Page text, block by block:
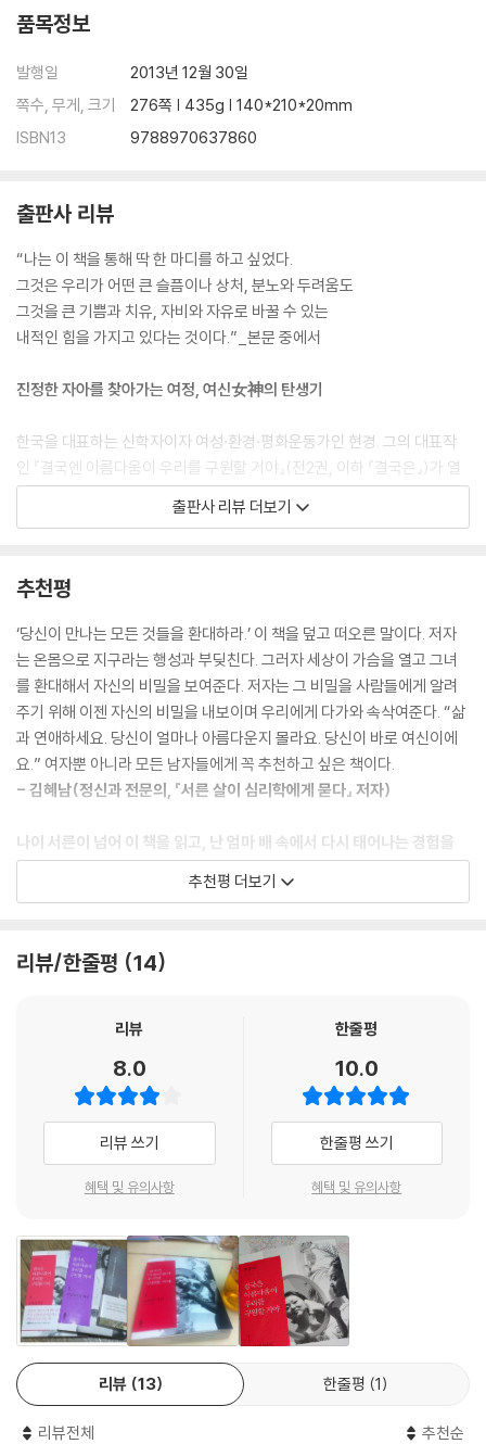
품목정보
발행일
2013년 12월 30일
쪽수, 무게, 크기
276쪽 | 435g | 140*210*20mm
ISBN13
9788970637860
출판사 리뷰
“나는 이 책을 통해 딱 한 마디를 하고 싶었다.
그것은 우리가 어떤 큰 슬픔이나 상처, 분노와 두려움도
그것을 큰 기쁨과 치유, 자비와 자유로 바꿀 수 있는
내적인 힘을 가지고 있다는 것이다.”_본문 중에서
진정한 자아를 찾아가는 여정, 여신女神의 탄생기
한국을 대표하는 신학자이자 여성·환경·평화운동가인 현경. 그의 대표작
인 『결국엔 아름다움이 우리를 구원할 거야』(전2권, 이하 『결국은』)가 열
림원에서 출간되었다. 부제에 붙은 “여신女神”이라는 단어가 조용히 시
선을 끈다. 이는 내면의 진정한 자아를 의미하는 메타포metaphor이다. 2
서 “여신”은 더 이상 낯선 말이 아니다. 독립적이고 자유롭고 행복한, 누가
보기에도 단연코 아름다운 여성을 우리는 “여신”이라고 부른다. 많은 이들
의 삶의 방향을 바꾼 것으로 유명한 『결국은』은 출간 후 오랜 시간이 지난
지금도 여전히 “진정한 자아를 찾기 위한 필독서”로 회자되고 있다. 삶이
나에게 무엇을 원하는지 깨달음으로써 자신도 행복해지고 이 세상과 지구
도 살려낼 수 있는 여신의 탄생기는 오늘날의 세계, 특히 오늘날의 한국사
회에서 더욱 절실하게 다가온다.
한국 여성의 자아 찾기 모험담
현경은 1991년 세계교회협의회WCC 세계대회 주제강연자로 나서 ‘초혼
제’를 지내며 성령에 대한 새로운 신학 이해를 펼쳐 보이며 세계적으로 이
「뉴욕 타임스」, 『타임』, 「슈피겔」 등 수많은 매체에 소개되어세계 신학계에
욕 유니언 신학대학 160년 역사상 최초의 아시아계 여성 종신교수가 됐다.
그런 그의 자아 찾기 여정은 단지 “힐링”의 차원에 머무르지 않는다. 저자
는 연애, 결혼, 성(性), 학문 등 한 인간의 자아를 형성하는 데 있어 이야기
될 수 있는 거의 모든 것들을 조금의 숨김도 없이 꺼내놓으며 자아를 찾아
가는 깊이 있는 순례의 여정을 보여준다. 서구 페미니스트들의 고백이 아
니라 이 땅에서 자란 “한국 여성”의 자아 찾기 모험담이기에 『결국은』은
지금 우리에게 더욱 의미가 있다.
이 책이 쓰였을 때의 시대 분위기 또한 우리에게 시사하는 바가 있다. 저자
현경은 세기말 분위기가 한창이던 1999년 가을부터 2000년 여름까지 1
년간을 히말라야의 수도원에서 보내며 이 책을 집필했다(그 전해는 준비
기간으로, 독일, 프랑스, 오스트리아, 아프리카의 여러 나라, 쿠바 등 세계
각지로 강연을 다니며 다양한 사람들을 만났고, 새천년의 시작을 계룡산
신원사에서 스님들과 함께 백 일 동안거를 하며 맞았다). 히말라야에서 뉴
욕으로 돌아가 뉴욕과 한국을 오가며 책을 마무리하던 2001년 가을, 9?11
테러가 발생했다. 힘겹게 자아를 찾은 저자에게 시대는 다시 ‘(네가 삶에게
출판사 리뷰 더보기
추천평
‘당신이 만나는 모든 것들을 환대하라.’ 이 책을 덮고 떠오른 말이다. 저자
는 온몸으로 지구라는 행성과 부딪친다. 그러자 세상이 가슴을 열고 그녀
를 환대해서 자신의 비밀을 보여준다. 저자는 그 비밀을 사람들에게 알려
주기 위해 이젠 자신의 비밀을 내보이며 우리에게 다가와 속삭여준다. “삶
과 연애하세요. 당신이 얼마나 아름다운지 몰라요. 당신이 바로 여신이에
요.” 여자뿐 아니라 모든 남자들에게 꼭 추천하고 싶은 책이다.
- 김혜남(정신과 전문의, 『서른 살이 심리학에게 묻다』 저자)
나이 서른이 넘어 이 책을 읽고, 난 엄마 배 속에서 다시 태어나는 경험을
했다. 그리고 거짓말처럼 처음부터 다시 시작할 수 있었다.
한 책이다. 많은 여성들이 이 책을 읽고 스스로 행복해지는 법, 자신을 치유
- 법륜스님(정토회 지도법사, 『인생수업』 저자)
모든 것을 치유하고 살려낼 수 있는 인간 내면의 힘, 저자가 ‘여신’이라 부
르는 그 힘을 그는 스스로의 삶을 통째로 보여주면서 용감하게, 그리고 아
름답게 증언하고 있다. 이제 우리 앞에 현실로 다가온 미래의 여성적 영성
에 목말라하는 이들은 이 책에서 시원한 생수를 맛보게 될 것이다.
- 오강남(캐나다 리자이나 대학교 종교학 명예교수, [종교너머, 아하!] 이
십여 년 만에 다시 읽은 현경의 글에서 그녀의 비밀스러운 ‘그녀’와 반갑게
해후했다. 일사후퇴 때 흥남부두 앞에서 엄마 손을 놓친 어린아이가 삼십
년도 더 지난 어느 날 우연히 엄마를 만난 듯이 이 글을 읽으며 ‘그녀’와 함
께 눈물 흘리고 노래하고 흥겹게 춤추었다. 모든 것들의 태초인 ‘그녀’를
만나고 나니 내가 훌쩍 더 아름다워진 것 같다. 분명하다.
- 정혜신(정신과 전문의, 마인드프리즘 대표)
추천평 더보기
리뷰/한줄평 14
리뷰
8.0
리뷰 쓰기
혜택 및 유의사항
한줄평
10.0
한줄평 쓰기
혜택 및 유의사항
리뷰 13 한줄평 1
리뷰전체 추천순